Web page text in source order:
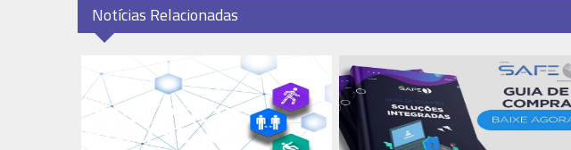
Notícias Relacionadas